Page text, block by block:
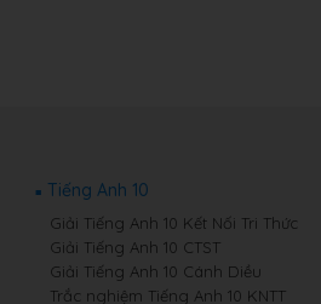
Tiếng Anh 10
Giải Tiếng Anh 10 Kết Nối Tri Thức
Giải Tiếng Anh 10 CTST
Giải Tiếng Anh 10 Cánh Diều
Trắc nghiệm Tiếng Anh 10 KNTT